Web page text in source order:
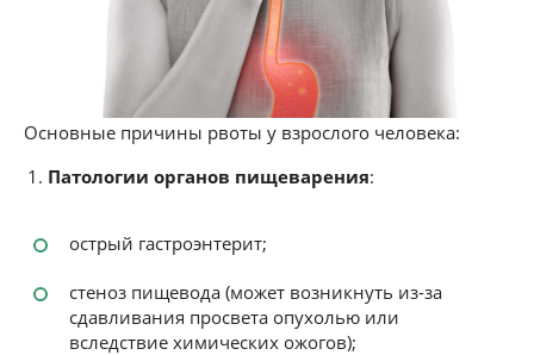
Основные причины рвоты у взрослого человека:
Патологии органов пищеварения:
острый гастроэнтерит;
стеноз пищевода (может возникнуть из-за
сдавливания просвета опухолью или
вследствие химических ожогов);